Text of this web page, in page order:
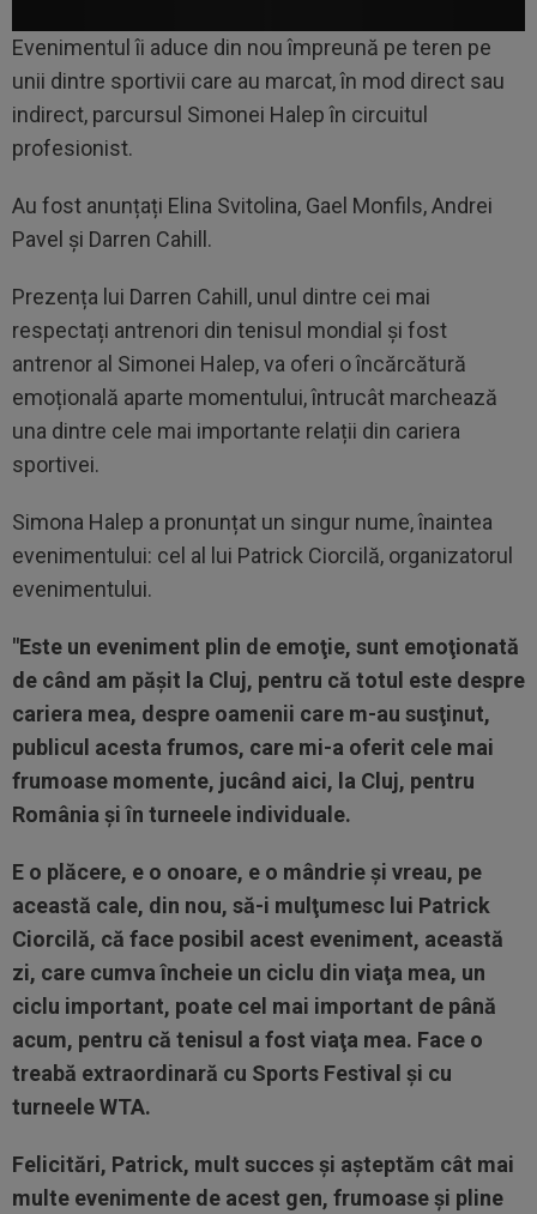
Evenimentul îi aduce din nou împreună pe teren pe
unii dintre sportivii care au marcat, în mod direct sau
indirect, parcursul Simonei Halep în circuitul
profesionist.
Au fost anunțați Elina Svitolina, Gael Monfils, Andrei
Pavel și Darren Cahill.
Prezența lui Darren Cahill, unul dintre cei mai
respectați antrenori din tenisul mondial și fost
antrenor al Simonei Halep, va oferi o încărcătură
emoțională aparte momentului, întrucât marchează
una dintre cele mai importante relații din cariera
sportivei.
Simona Halep a pronunțat un singur nume, înaintea
evenimentului: cel al lui Patrick Ciorcilă, organizatorul
evenimentului.
"Este un eveniment plin de emoţie, sunt emoţionată
de când am păşit la Cluj, pentru că totul este despre
cariera mea, despre oamenii care m-au susţinut,
publicul acesta frumos, care mi-a oferit cele mai
frumoase momente, jucând aici, la Cluj, pentru
România şi în turneele individuale.
E o plăcere, e o onoare, e o mândrie şi vreau, pe
această cale, din nou, să-i mulţumesc lui Patrick
Ciorcilă, că face posibil acest eveniment, această
zi, care cumva încheie un ciclu din viaţa mea, un
ciclu important, poate cel mai important de până
acum, pentru că tenisul a fost viaţa mea. Face o
treabă extraordinară cu Sports Festival şi cu
turneele WTA.
Felicitări, Patrick, mult succes şi aşteptăm cât mai
multe evenimente de acest gen, frumoase şi pline